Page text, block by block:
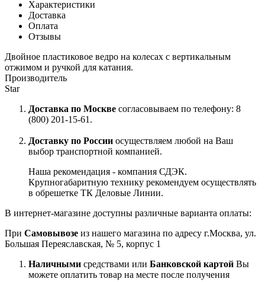
Характеристики
Доставка
Оплата
Отзывы
Двойное пластиковое ведро на колесах с вертикальным
отжимом и ручкой для катания.
Производитель
Star
Доставка по Москве согласовываем по телефону: 8
(800) 201-15-61.
Доставку по России осуществляем любой на Ваш
выбор транспортной компанией.
Наша рекомендация - компания СДЭК.
Крупногабаритную технику рекомендуем осуществлять
в обрешетке ТК Деловые Линии.
В интернет-магазине доступны различные варианта оплаты:
При Самовывозе из нашего магазина по адресу г.Москва, ул.
Большая Переяславская, № 5, корпус 1
Наличными средствами или Банковской картой Вы
можете оплатить товар на месте после получения